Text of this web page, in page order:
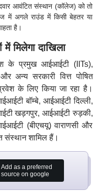
आवंटित संस्थान (कॉलेज) को तो
में अगले राउंड में किसी बेहतर या
है।
मिलेगा दाखिला
के प्रमुख आईआईटी (IITs),
अन्य सरकारी वित्त पोषित
के लिए किया जा रहा है।
बॉम्बे, आईआईटी दिल्ली,
खड़गपुर, आईआईटी रुड़की,
(बीएचयू) वाराणसी और
संस्थान शामिल हैं।
Add as a preferred
source on google